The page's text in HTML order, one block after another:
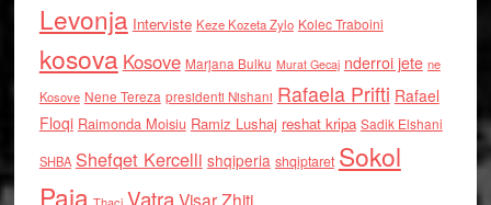
Levonja Interviste Keze Kozeta Zylo Kolec Traboini
kosova Kosove Marjana Bulku Murat Gecaj nderroi jete ne
Kosove Nene Tereza presidenti Nishani Rafaela Prifti Rafael
Floqi Raimonda Moisiu Ramiz Lushaj reshat kripa Sadik Elshani
SHBA Shefqet Kercelli shqiperia shqiptaret Sokol
Paja
Vatra Visar Zhiti